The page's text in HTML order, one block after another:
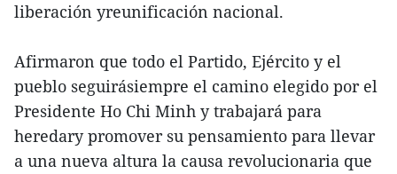
liberación yreunificación nacional.
Afirmaron que todo el Partido, Ejército y el
pueblo seguirásiempre el camino elegido por el
Presidente Ho Chi Minh y trabajará para
heredary promover su pensamiento para llevar
a una nueva altura la causa revolucionaria que